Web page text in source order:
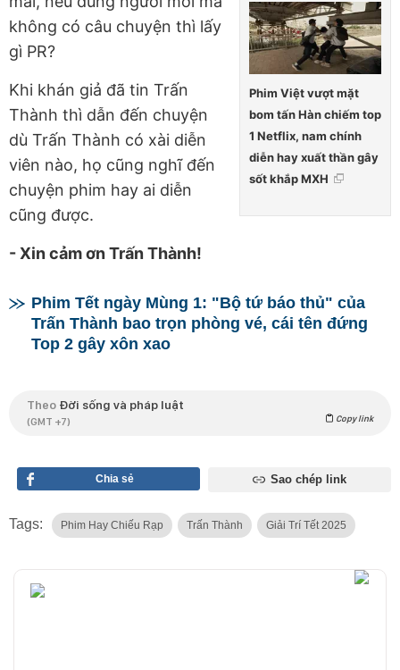
Phim Việt vượt mặt
bom tấn Hàn chiếm top
1 Netflix, nam chính
diễn hay xuất thần gây
sốt khắp MXH
không có câu chuyện thì lấy
gì PR?
Khi khán giả đã tin Trấn
Thành thì dẫn đến chuyện
dù Trấn Thành có xài diễn
viên nào, họ cũng nghĩ đến
chuyện phim hay ai diễn
cũng được.
- Xin cảm ơn Trấn Thành!
Phim Tết ngày Mùng 1: "Bộ tứ báo thủ" của
Trấn Thành bao trọn phòng vé, cái tên đứng
Top 2 gây xôn xao
Theo Đời sống và pháp luật
(GMT +7) Copy link
Chia sẻ Sao chép link
Tags: Phim Hay Chiếu Rạp Trấn Thành Giải Trí Tết 2025